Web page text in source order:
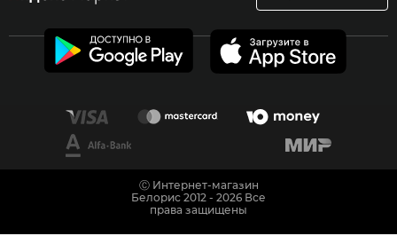
Ⓒ Интернет-магазин
Белорис 2012 - 2026 Все
права защищены